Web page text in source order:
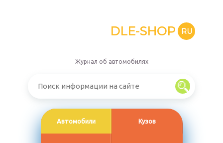
DLE-SHOP RU
Журнал об автомобилях
Автомобили Кузов